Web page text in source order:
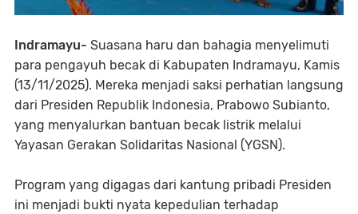
Indramayu- Suasana haru dan bahagia menyelimuti
para pengayuh becak di Kabupaten Indramayu, Kamis
(13/11/2025). Mereka menjadi saksi perhatian langsung
dari Presiden Republik Indonesia, Prabowo Subianto,
yang menyalurkan bantuan becak listrik melalui
Yayasan Gerakan Solidaritas Nasional (YGSN).
Program yang digagas dari kantung pribadi Presiden
ini menjadi bukti nyata kepedulian terhadap